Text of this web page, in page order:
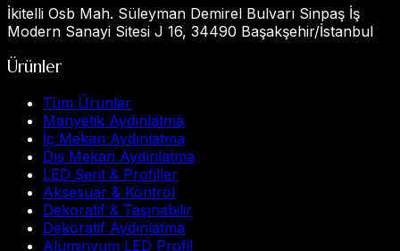
İkitelli Osb Mah. Süleyman Demirel Bulvarı Sinpaş İş
Modern Sanayi Sitesi J 16, 34490 Başakşehir/İstanbul
Ürünler
Tüm Ürünler
Manyetik Aydınlatma
İç Mekan Aydınlatma
Dış Mekan Aydınlatma
LED Şerit & Profiller
Aksesuar & Kontrol
Dekoratif & Taşınabilir
Dekoratif Aydınlatma
Alüminyum LED Profil